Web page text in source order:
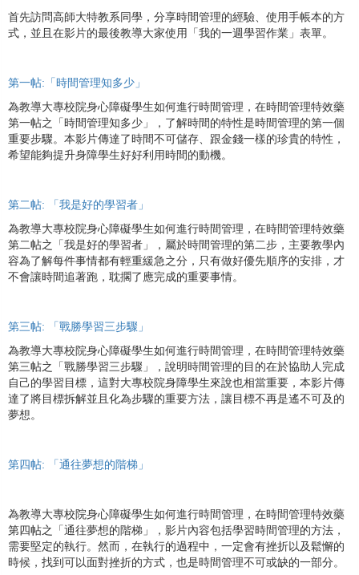
首先訪問高師大特教系同學，分享時間管理的經驗、使用手帳本的方
式，並且在影片的最後教導大家使用「我的一週學習作業」表單。
第一帖:「時間管理知多少」
為教導大專校院身心障礙學生如何進行時間管理，在時間管理特效藥
第一帖之「時間管理知多少」，了解時間的特性是時間管理的第一個
重要步驟。本影片傳達了時間不可儲存、跟金錢一樣的珍貴的特性，
希望能夠提升身障學生好好利用時間的動機。
第二帖: 「我是好的學習者」
為教導大專校院身心障礙學生如何進行時間管理，在時間管理特效藥
第二帖之「我是好的學習者」，屬於時間管理的第二步，主要教學內
容為了解每件事情都有輕重緩急之分，只有做好優先順序的安排，才
不會讓時間追著跑，耽擱了應完成的重要事情。
第三帖: 「戰勝學習三步驟」
為教導大專校院身心障礙學生如何進行時間管理，在時間管理特效藥
第三帖之「戰勝學習三步驟」，說明時間管理的目的在於協助人完成
自己的學習目標，這對大專校院身障學生來說也相當重要，本影片傳
達了將目標拆解並且化為步驟的重要方法，讓目標不再是遙不可及的
夢想。
第四帖: 「通往夢想的階梯」
為教導大專校院身心障礙學生如何進行時間管理，在時間管理特效藥
第四帖之「通往夢想的階梯」，影片內容包括學習時間管理的方法，
需要堅定的執行。然而，在執行的過程中，一定會有挫折以及鬆懈的
時候，找到可以面對挫折的方式，也是時間管理不可或缺的一部分。